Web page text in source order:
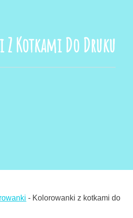
Kotkami Do Druku
- Kolorowanki z kotkami do